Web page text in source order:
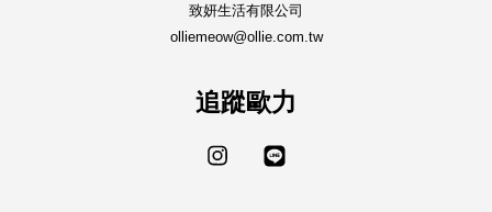
致妍生活有限公司
olliemeow@ollie.com.tw
追蹤歐力
Instagram